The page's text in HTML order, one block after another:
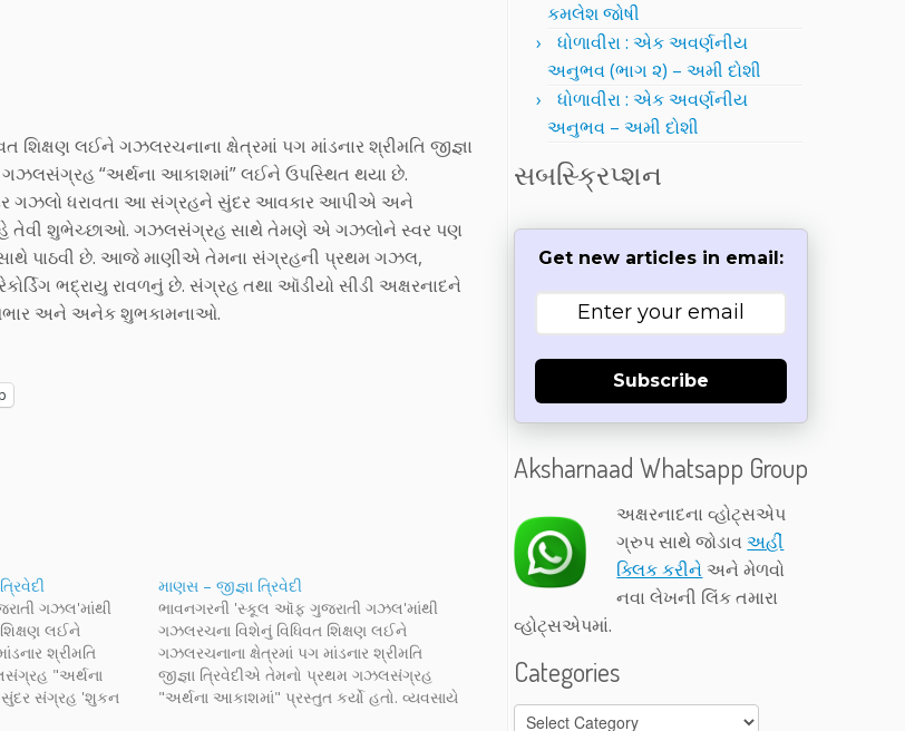
લઈને ગઝલરચનાના ક્ષેત્રમાં પગ માંડનાર શ્રીમતિ જીજ્ઞા
“અર્થના આકાશમાં” લઈને ઉપસ્થિત થયા છે.
ગઝલો ધરાવતા આ સંગ્રહને સુંદર આવકાર આપીએ અને
તેવી શુભેચ્છાઓ. ગઝલસંગ્રહ સાથે તેમણે એ ગઝલોને સ્વર પણ
પાઠવી છે. આજે માણીએ તેમના સંગ્રહની પ્રથમ ગઝલ,
ભદ્રાયુ રાવળનું છે. સંગ્રહ તથા ઑડીયો સીડી અક્ષરનાદને
અને અનેક શુભકામનાઓ.
ગઝલ'માંથી
લઈને
શ્રીમતિ
"અર્થના
સુંદર સંગ્રહ 'શુકન
માણસ – જીજ્ઞા ત્રિવેદી
ભાવનગરની 'સ્કૂલ ઑફ ગુજરાતી ગઝલ'માંથી
ગઝલરચના વિશેનું વિધિવત શિક્ષણ લઈને
ગઝલરચનાના ક્ષેત્રમાં પગ માંડનાર શ્રીમતિ
જીજ્ઞા ત્રિવેદીએ તેમનો પ્રથમ ગઝલસંગ્રહ
"અર્થના આકાશમાં" પ્રસ્તુત કર્યો હતો. વ્યવસાયે
કમલેશ જોષી
ધોળાવીરા : એક અવર્ણનીય
અનુભવ (ભાગ ૨) – અમી દોશી
ધોળાવીરા : એક અવર્ણનીય
અનુભવ – અમી દોશી
સબસ્ક્રિપ્શન
Get new articles in email:
Subscribe
Aksharnaad Whatsapp Group
અક્ષરનાદના વ્હોટ્સએપ
ગ્રુપ સાથે જોડાવઅહીં
ક્લિક કરીને અને મેળવો
નવા લેખની લિંક તમારા
વ્હોટ્સએપમાં.
Categories
Categories